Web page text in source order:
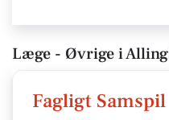
Læge - Øvrige i
Fagligt Samspil